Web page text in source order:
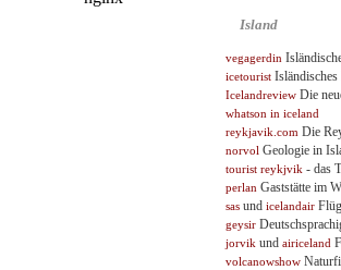
Island
vegagerdin
icetourist
Icelandreview Die
whatson in iceland
reykjavik.com Die
norvol Geologie in
tourist reykjvik - das
perlan Gaststätte im
sas und icelandair
geysir
jorvik und airiceland
volcanowshow